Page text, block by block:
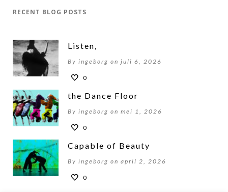
RECENT BLOG POSTS
Listen,
By ingeborg on juli 6, 2026
0
the Dance Floor
By ingeborg on mei 1, 2026
0
Capable of Beauty
By ingeborg on april 2, 2026
0